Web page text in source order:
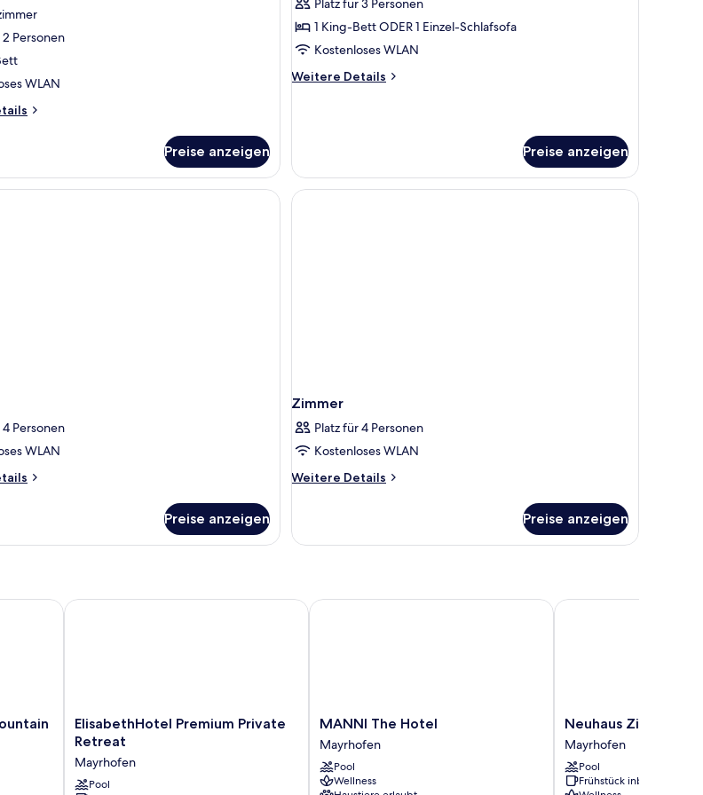
2 Personen
WLAN
Preise anzeigen
Platz für 3 Personen
1 King-Bett ODER 1 Einzel-Schlafsofa
Kostenloses WLAN
Weitere Details
Weitere
Preise anzeigen
4 Personen
WLAN
Preise anzeigen
Zimmer
Platz für 4 Personen
Kostenloses WLAN
Weitere Details
Weitere
Preise anzeigen
Resort
ElisabethHotel
Premium
Retreat
Mayrhofen
ElisabethHotel Premium Private
Retreat
Mayrhofen
Pool
ElisabethHotel Premium Private Retreat
MANNI
The
Hotel
Mayrhofen
MANNI The Hotel
Mayrhofen
Pool
Wellness
MANNI The Hotel
Neuhaus
Zillertal
Resort
Mayrhofen
Neuhaus Zillertal
Mayrhofen
Pool
Frühstück inbegriffen
Neuhaus Zillertal